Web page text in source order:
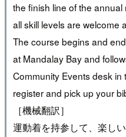
the finish line of the
all skill levels are welcome
The course begins and
at Mandalay Bay and
Community Events desk in
register and pick up your
［機械翻訳］
運動着を持参して、楽し